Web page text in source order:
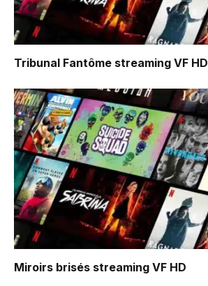
Tribunal Fantôme streaming VF HD
Miroirs brisés streaming VF HD